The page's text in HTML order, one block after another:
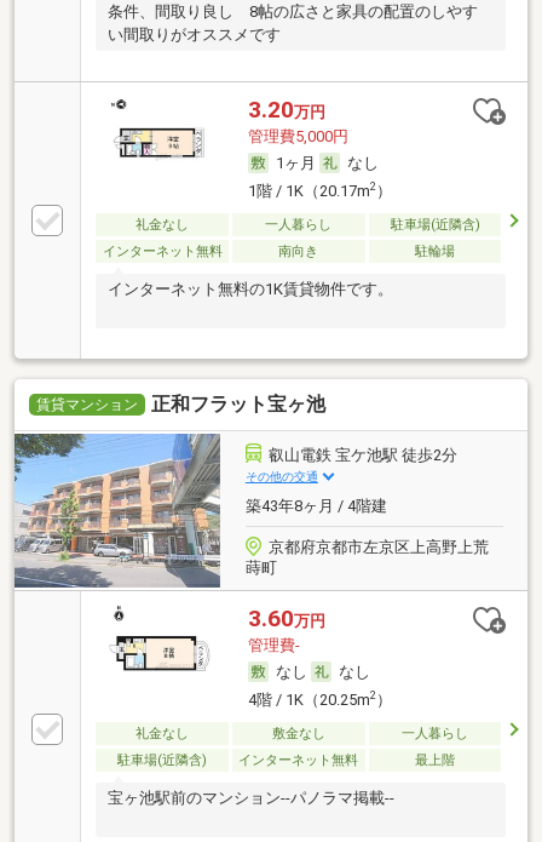
条件、間取り良し 8帖の広さと家具の配置のしやす
い間取りがオススメです
3.20万円
管理費5,000円
1ヶ月
なし
1階 / 1K（20.17m2）
礼金なし 一人暮らし
駐車場(近隣含)
インターネット無料
南向き 駐輪場
インターネット無料の1K賃貸物件です。
賃貸マンション 正和フラット宝ヶ池
叡山電鉄 宝ケ池駅 徒歩2分
その他の交通
築43年8ヶ月 / 4階建
京都府京都市左京区上高野上荒
蒔町
3.60万円
管理費-
なし
なし
4階 / 1K（20.25m2）
礼金なし 敷金なし
一人暮らし
駐車場(近隣含)
インターネット無料 最上階
宝ヶ池駅前のマンション--パノラマ掲載--